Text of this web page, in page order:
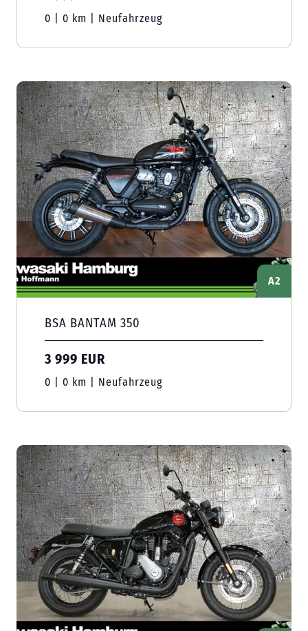
0 | 0 km | Neufahrzeug
A2
BSA BANTAM 350
3 999 EUR
0 | 0 km | Neufahrzeug